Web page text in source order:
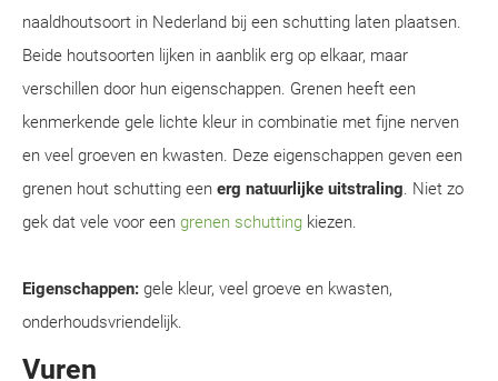
naaldhoutsoort in Nederland bij een schutting laten plaatsen.
Beide houtsoorten lijken in aanblik erg op elkaar, maar
verschillen door hun eigenschappen. Grenen heeft een
kenmerkende gele lichte kleur in combinatie met fijne nerven
en veel groeven en kwasten. Deze eigenschappen geven een
grenen hout schutting een erg natuurlijke uitstraling. Niet zo
gek dat vele voor een grenen schutting kiezen.
Eigenschappen: gele kleur, veel groeve en kwasten,
onderhoudsvriendelijk.
Vuren